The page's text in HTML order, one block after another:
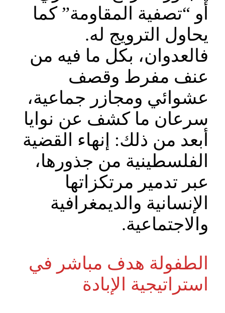
أو “تصفية المقاومة” كما
يحاول الترويج له.
فالعدوان، بكل ما فيه من
عنف مفرط وقصف
عشوائي ومجازر جماعية،
سرعان ما كشف عن نوايا
أبعد من ذلك: إنهاء القضية
الفلسطينية من جذورها،
عبر تدمير مرتكزاتها
الإنسانية والديمغرافية
والاجتماعية.
الطفولة هدف مباشر في
استراتيجية الإبادة